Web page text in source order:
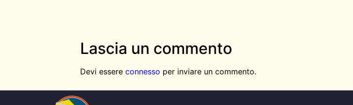
Lascia un commento
Devi essere connesso per inviare un commento.